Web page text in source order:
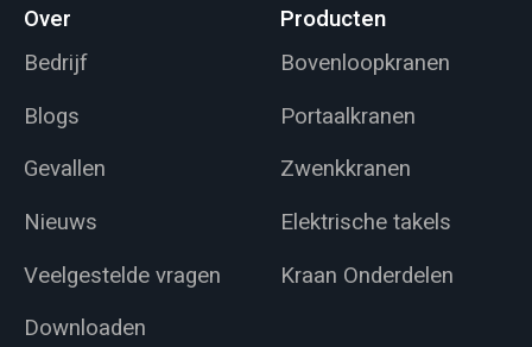
Over
Bedrijf
Blogs
Gevallen
Nieuws
Veelgestelde vragen
Downloaden
Producten
Bovenloopkranen
Portaalkranen
Zwenkkranen
Elektrische takels
Kraan Onderdelen